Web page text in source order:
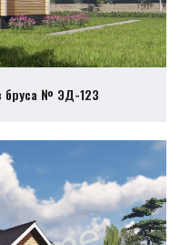
бруса № ЭД-123